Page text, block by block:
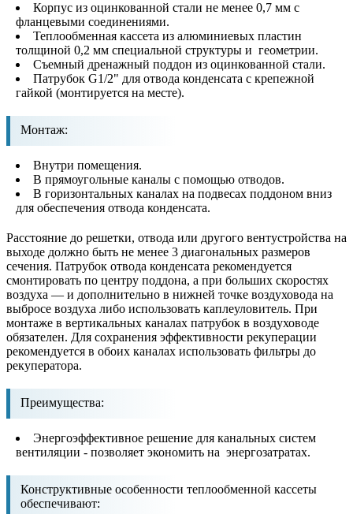
Корпус из оцинкованной стали не менее 0,7 мм с
фланцевыми соединениями.
Теплообменная кассета из алюминиевых пластин
толщиной 0,2 мм специальной структуры и геометрии.
Съемный дренажный поддон из оцинкованной стали.
Патрубок G1/2" для отвода конденсата с крепежной
гайкой (монтируется на месте).
Монтаж:
Внутри помещения.
В прямоугольные каналы с помощью отводов.
В горизонтальных каналах на подвесах поддоном вниз
для обеспечения отвода конденсата.
Расстояние до решетки, отвода или другого вентустройства на
выходе должно быть не менее 3 диагональных размеров
сечения. Патрубок отвода конденсата рекомендуется
смонтировать по центру поддона, а при больших скоростях
воздуха — и дополнительно в нижней точке воздуховода на
выбросе воздуха либо использовать каплеуловитель. При
монтаже в вертикальных каналах патрубок в воздуховоде
обязателен. Для сохранения эффективности рекуперации
рекомендуется в обоих каналах использовать фильтры до
рекуператора.
Преимущества:
Энергоэффективное решение для канальных систем
вентиляции - позволяет экономить на энергозатратах.
Конструктивные особенности теплообменной кассеты
обеспечивают: